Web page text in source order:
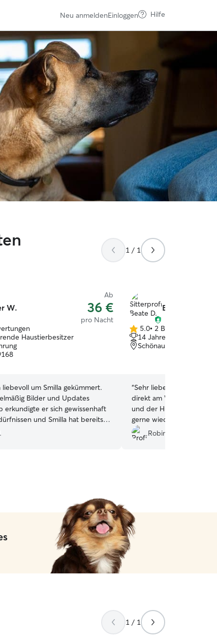
Neu anmeldenEinloggen Hilfe
1 / 1
W.
Ab
36 €
pro Nacht
Haustierbesitzer
liebevoll um Smilla gekümmert.
Bilder und Updates
erkundigte er sich gewissenhaft
und Smilla hat bereits
Vertrauen gefasst. Smilla kommt
=)
Beate D.
5.0
von
5
5.0• 2 Bewertungen
14 Jahre Erfahrung
Schönau, 69250
“Sehr liebenswerte
direkt am Wald. Die
und der Hund hatte viel
gerne wieder buchen.
Robin P.
1 / 1